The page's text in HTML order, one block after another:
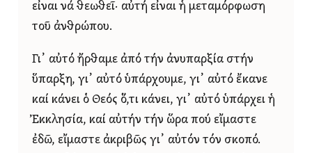
εἶναι νά θεωθεῖ· αὐτή εἶναι ἡ μεταμόρφωση
τοῦ ἀνθρώπου.
Γι᾿ αὐτό ἤρθαμε ἀπό τήν ἀνυπαρξία στήν
ὕπαρξη, γι᾿ αὐτό ὑπάρχουμε, γι᾿ αὐτό ἔκανε
καί κάνει ὁ Θεός ὅ,τι κάνει, γι᾿ αὐτό ὑπάρχει ἡ
Ἐκκλησία, καί αὐτήν τήν ὥρα πού εἴμαστε
ἐδῶ, εἴμαστε ἀκριβῶς γι᾿ αὐτόν τόν σκοπό.